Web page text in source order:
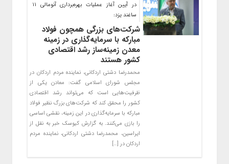
در آیین آغاز عملیات بهره‌برداری آنومالی ۱۱
ساغند یزد:
شرکت‌های بزرگی همچون فولاد
مبارکه با سرمایه‌گذاری در زمینه
معدن زمینه‌ساز رشد اقتصادی
کشور هستند
محمدرضا دشتی اردکانی، نماینده مردم اردکان در
مجلس شورای اسلامی گفت: معادن یکی از
ظرفیت‌هایی است که می‌تواند رشد اقتصادی
کشور را محقق کند که شرکت‌های بزرگ نظیر فولاد
مبارکه با سرمایه‌گذاری در این زمینه، نقشی اساسی
را بازی می‌کنند. به گزارش کیوسک خبر به نقل از
ایراسین، محمدرضا دشتی اردکانی، نماینده مردم
اردکان در […]